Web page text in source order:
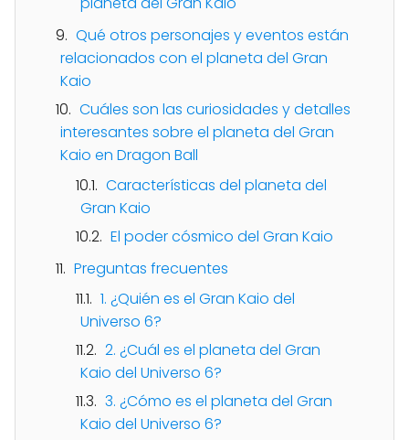
Qué otros personajes y eventos están
relacionados con el planeta del Gran
Kaio
Cuáles son las curiosidades y detalles
interesantes sobre el planeta del Gran
Kaio en Dragon Ball
Características del planeta del
Gran Kaio
El poder cósmico del Gran Kaio
Preguntas frecuentes
1. ¿Quién es el Gran Kaio del
Universo 6?
2. ¿Cuál es el planeta del Gran
Kaio del Universo 6?
3. ¿Cómo es el planeta del Gran
Kaio del Universo 6?